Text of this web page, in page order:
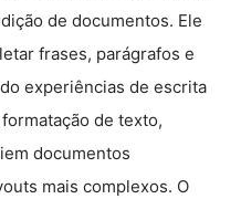
de documentos. Ele
frases, parágrafos e
experiências de escrita
de texto,
documentos
mais complexos. O